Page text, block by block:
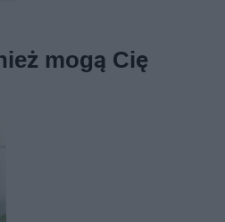
mogą Cię